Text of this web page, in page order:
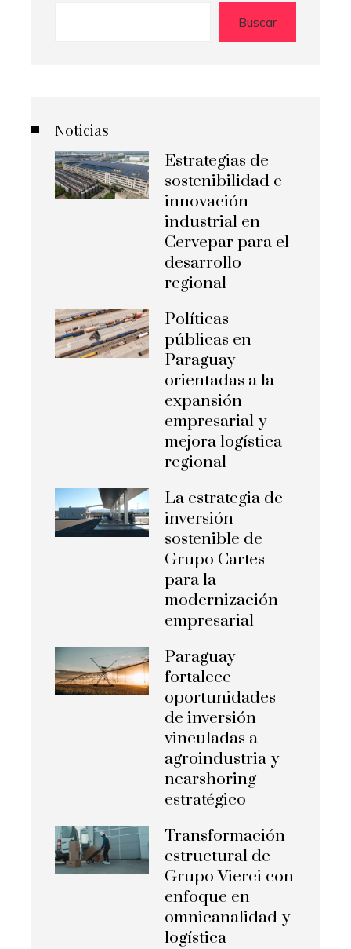
Buscar
Noticias
Estrategias de
sostenibilidad e
innovación
industrial en
Cervepar para el
desarrollo
regional
Políticas
públicas en
Paraguay
orientadas a la
expansión
empresarial y
mejora logística
regional
La estrategia de
inversión
sostenible de
Grupo Cartes
para la
modernización
empresarial
Paraguay
fortalece
oportunidades
de inversión
vinculadas a
agroindustria y
nearshoring
estratégico
Transformación
estructural de
Grupo Vierci con
enfoque en
omnicanalidad y
logística